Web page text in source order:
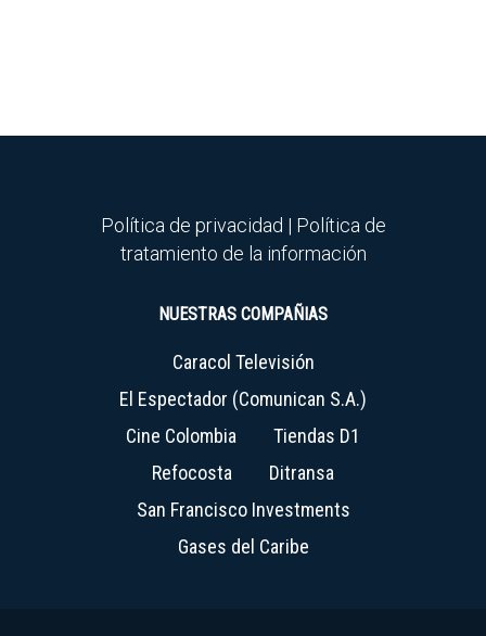
Política de privacidad | Política de
tratamiento de la información
NUESTRAS COMPAÑIAS
Caracol Televisión
El Espectador (Comunican S.A.)
Cine Colombia
Tiendas D1
Refocosta
Ditransa
San Francisco Investments
Gases del Caribe